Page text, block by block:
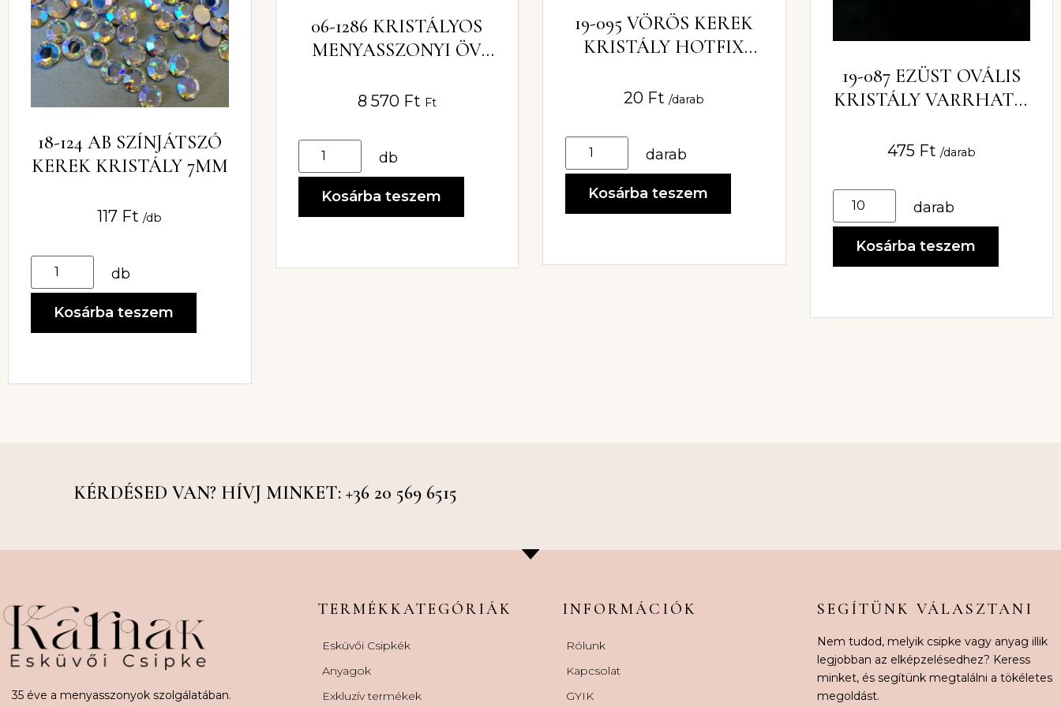
18-124 AB SZÍNJÁTSZÓ
KEREK KRISTÁLY 7MM
117 Ft /db
db
Kosárba teszem
06-1286 KRISTÁLYOS
MENYASSZONYI ÖV
8 570 Ft Ft
db
Kosárba teszem
19-095 VÖRÖS KEREK
KRISTÁLY HOTFIX
20 Ft /darab
darab
Kosárba teszem
19-087 EZÜST OVÁLIS
KRISTÁLY VARRHATÓ
475 Ft /darab
darab
Kosárba teszem
KÉRDÉSED VAN? HÍVJ MINKET: +36 20 569 6515
35 éve a menyasszonyok szolgálatában.
TERMÉKKATEGÓRIÁK
Esküvői Csipkék
Anyagok
Exkluzív termékek
INFORMÁCIÓK
Rólunk
Kapcsolat
GYIK
SEGÍTÜNK VÁLASZTANI
Nem tudod, melyik csipke vagy anyag illik
legjobban az elképzelésedhez? Keress
minket, és segítünk megtalálni a tökéletes
megoldást.